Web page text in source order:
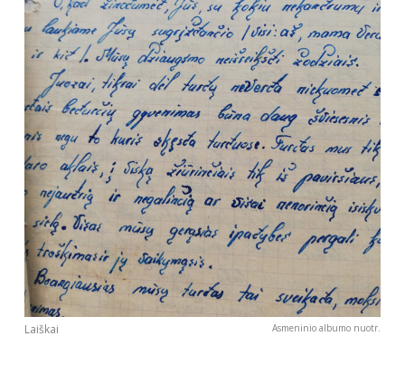
Laiškai Asmeninio albumo nuotr.